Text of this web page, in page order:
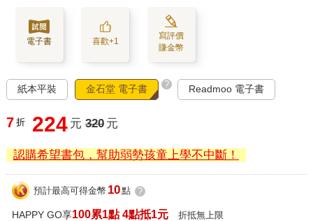
電子書 喜歡+1
寫評價
賺金幣
紙本平裝 金石堂 電子書 ? Readmoo 電子書
7 折 224 元 320 元
認購希望書包，幫助弱勢孩童上學不中斷！
預計最高可得金幣 10點 ?
HAPPY GO享100累1點 4點抵1元 折抵無上限